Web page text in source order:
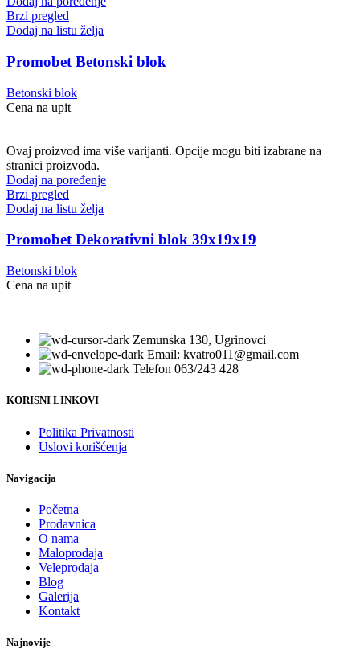
Brzi pregled
Dodaj na listu želja
Promobet Betonski blok
Betonski blok
Cena na upit
Ovaj proizvod ima više varijanti. Opcije mogu biti izabrane na
stranici proizvoda.
Dodaj na poređenje
Brzi pregled
Dodaj na listu želja
Promobet Dekorativni blok 39x19x19
Betonski blok
Cena na upit
Zemunska 130, Ugrinovci
Email: kvatro011@gmail.com
Telefon 063/243 428
KORISNI LINKOVI
Politika Privatnosti
Uslovi korišćenja
Navigacija
Početna
Prodavnica
O nama
Maloprodaja
Veleprodaja
Blog
Galerija
Kontakt
Najnovije